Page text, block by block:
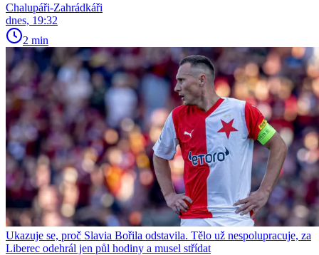
Chalupáři-Zahrádkáři
dnes, 19:32
2 min
Ukazuje se, proč Slavia Bořila odstavila. Tělo už nespolupracuje, za
Liberec odehrál jen půl hodiny a musel střídat